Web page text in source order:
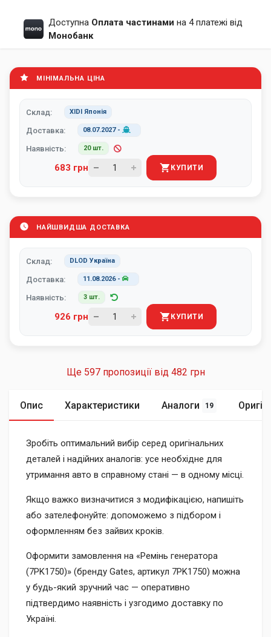
Доступна Оплата частинами на 4 платежі від
Монобанк
МІНІМАЛЬНА ЦІНА
Склад: XIDI Японія
Доставка: 08.07.2027-
Наявність: 20 шт.
683 грн КУПИТИ
НАЙШВИДША ДОСТАВКА
Склад: DLOD Україна
Доставка: 11.08.2026-
Наявність: 3 шт.
926 грн КУПИТИ
Ще 597 пропозиції від 482 грн
Опис Характеристики Аналоги 19
Зробіть оптимальний вибір серед оригінальних
деталей і надійних аналогів: усе необхідне для
утримання авто в справному стані — в одному місці.
Якщо важко визначитися з модифікацією, напишіть
або зателефонуйте: допоможемо з підбором і
оформленням без зайвих кроків.
Оформити замовлення на «Ремінь генератора
(7PK1750)» (бренду Gates, артикул 7PK1750) можна
у будь-який зручний час — оперативно
підтвердимо наявність і узгодимо доставку по
Україні.